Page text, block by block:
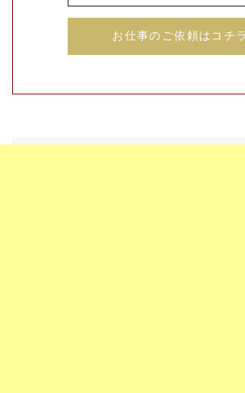
お仕事のご依頼はコチラ